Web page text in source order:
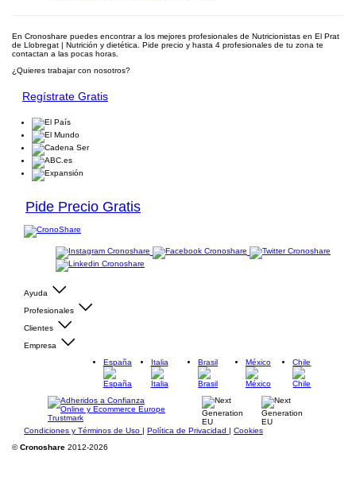
En Cronoshare puedes encontrar a los mejores profesionales de Nutricionistas en El Prat
de Llobregat | Nutrición y dietética. Pide precio y hasta 4 profesionales de tu zona te
contactan a las pocas horas.
¿Quieres trabajar con nosotros?
Regístrate Gratis
Pide Precio Gratis
Ayuda
Profesionales
Clientes
Empresa
España
Italia Brasil México Chile
Condiciones y Términos de Uso | Política de Privacidad | Cookies
©Cronoshare 2012-2026